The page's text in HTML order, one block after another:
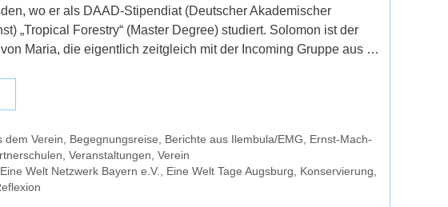
wo er als DAAD-Stipendiat (Deutscher Akademischer
„Tropical Forestry“ (Master Degree) studiert. Solomon ist der
Maria, die eigentlich zeitgleich mit der Incoming Gruppe aus …
dem Verein, Begegnungsreise, Berichte aus Ilembula/EMG, Ernst-Mach-
, Veranstaltungen, Verein
Eine Welt Netzwerk Bayern e.V., Eine Welt Tage Augsburg, Konservierung,